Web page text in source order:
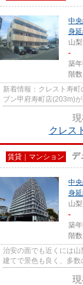
中
身
山
-
築
階
新着情報：クレスト寿
ブン甲府寿町店(203m)
クレス
賃貸｜マンション デ
中
身
山
-
築
階
治安の面でも近くには
建てで景色も良く、多